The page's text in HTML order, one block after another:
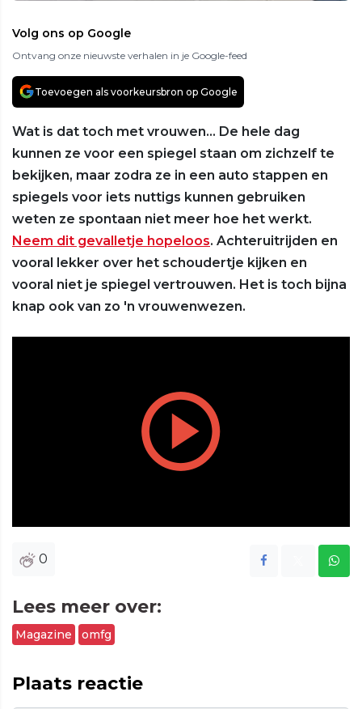
Volg ons op Google
Ontvang onze nieuwste verhalen in je Google-feed
Toevoegen als voorkeursbron op Google
Wat is dat toch met vrouwen… De hele dag
kunnen ze voor een spiegel staan om zichzelf te
bekijken, maar zodra ze in een auto stappen en
spiegels voor iets nuttigs kunnen gebruiken
weten ze spontaan niet meer hoe het werkt.
Neem dit gevalletje hopeloos. Achteruitrijden en
vooral lekker over het schoudertje kijken en
vooral niet je spiegel vertrouwen. Het is toch bijna
knap ook van zo 'n vrouwenwezen.
Play
0
Lees meer over:
Magazine omfg
Plaats reactie